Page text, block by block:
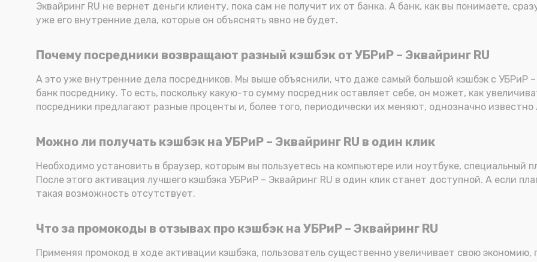
Эквайринг RU не вернет деньги клиенту, пока сам не получит их от банка. А банк, как вы понимаете,
уже его внутренние дела, которые он объяснять явно не будет.
Почему посредники возвращают разный кэшбэк от УБРиР – Эквайринг RU
А это уже внутренние дела посредников. Мы выше объяснили, что даже самый большой кэшбэк с УБРиР –
банк посреднику. То есть, поскольку какую-то сумму посредник оставляет себе, он может, как
посредники предлагают разные проценты и, более того, периодически их меняют, однозначно
Можно ли получать кэшбэк на УБРиР – Эквайринг RU в один клик
Необходимо установить в браузер, которым вы пользуетесь на компьютере или ноутбуке, специальный
После этого активация лучшего кэшбэка УБРиР – Эквайринг RU в один клик станет доступной. А если
такая возможность отсутствует.
Что за промокоды в отзывах про кэшбэк на УБРиР – Эквайринг RU
Применяя промокод в ходе активации кэшбэка, пользователь существенно увеличивает свою экономию,